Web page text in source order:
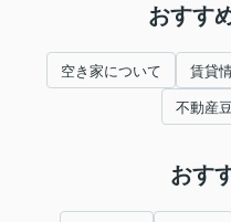
おすす
空き家について 賃貸
不動産
おす